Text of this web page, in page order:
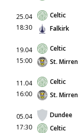
25.04
18:30
Celtic
Falkirk
19.04
15:00
Celtic
St. Mirren
11.04
16:00
Celtic
St. Mirren
05.04
17:30
Dundee
Celtic